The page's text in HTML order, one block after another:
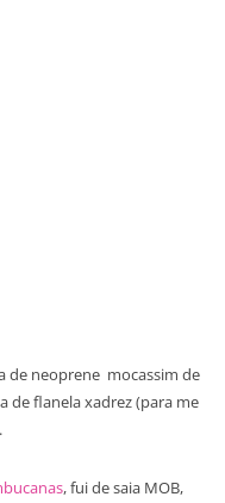
de neoprene mocassim de
de flanela xadrez (para me
, fui de saia MOB,